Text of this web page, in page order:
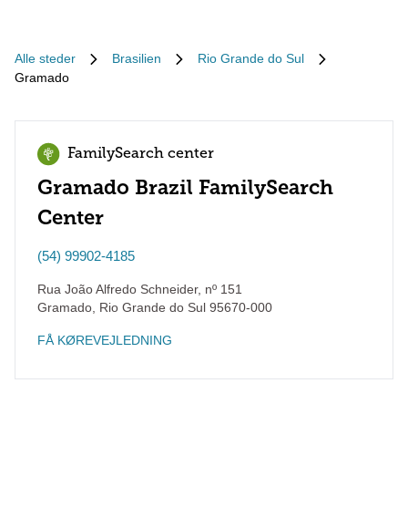
Alle steder Brasilien
Rio Grande do Sul
Gramado
FamilySearch center
Gramado Brazil FamilySearch
Center
(54) 99902-4185
Rua João Alfredo Schneider, nº 151
Gramado Rio Grande do Sul 95670-000
FÅ KØREVEJLEDNING